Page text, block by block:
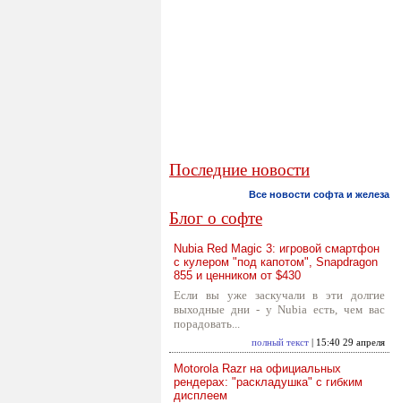
Последние новости
Все новости софта и железа
Блог о софте
Nubia Red Magic 3: игровой смартфон
с кулером "под капотом", Snapdragon
855 и ценником от $430
Если вы уже заскучали в эти долгие
выходные дни - у Nubia есть, чем вас
порадовать...
полный текст | 15:40 29 апреля
Motorola Razr на официальных
рендерах: "раскладушка" с гибким
дисплеем